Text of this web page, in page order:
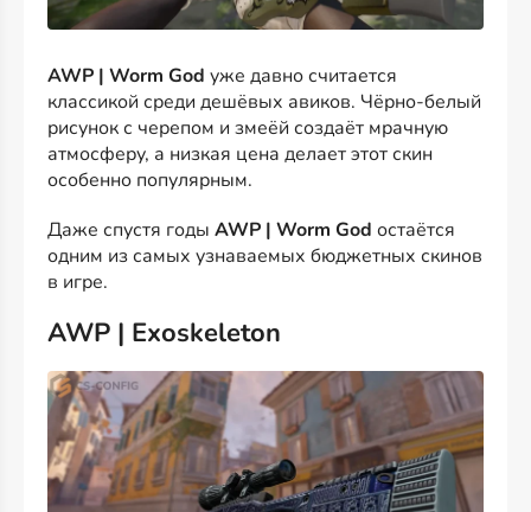
AWP | Worm God уже давно считается
классикой среди дешёвых авиков. Чёрно-белый
рисунок с черепом и змеёй создаёт мрачную
атмосферу, а низкая цена делает этот скин
особенно популярным.
Даже спустя годы AWP | Worm God остаётся
одним из самых узнаваемых бюджетных скинов
в игре.
AWP | Exoskeleton